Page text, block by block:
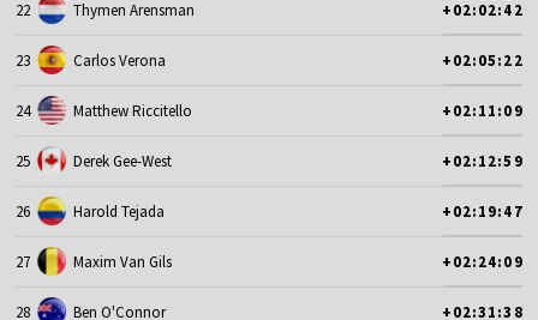
22 Thymen Arensman +02:02:42
23 Carlos Verona +02:05:22
24 Matthew Riccitello +02:11:09
25 Derek Gee-West +02:12:59
26 Harold Tejada +02:19:47
27 Maxim Van Gils +02:24:09
28 Ben O'Connor +02:31:38